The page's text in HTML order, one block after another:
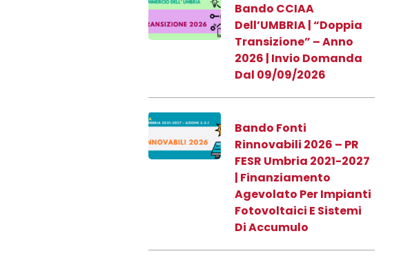
Bando CCIAA
Dell’UMBRIA | “Doppia
Transizione” – Anno
2026 | Invio Domanda
Dal 09/09/2026
Bando Fonti
Rinnovabili 2026 – PR
FESR Umbria 2021-2027
| Finanziamento
Agevolato Per Impianti
Fotovoltaici E Sistemi
Di Accumulo